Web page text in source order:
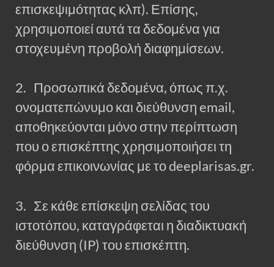
επισκεψιμότητας κλπ). Επίσης,
χρησιμοποιεί αυτά τα δεδομένα για
στοχευμένη προβολή διαφημίσεων.
2. Προσωπικά δεδομένα, όπως π.χ.
ονοματεπώνυμο και διεύθυνση email,
αποθηκεύονται μόνο στην περίπτωση
που ο επισκέπτης χρησιμοποιήσει τη
φόρμα επικοινωνίας με το deeplarisas.gr.
3. Σε κάθε επίσκεψη σελίδας του
ιστοτόπου, καταγράφεται η διαδικτυακή
διεύθυνση (IP) του επισκέπτη.